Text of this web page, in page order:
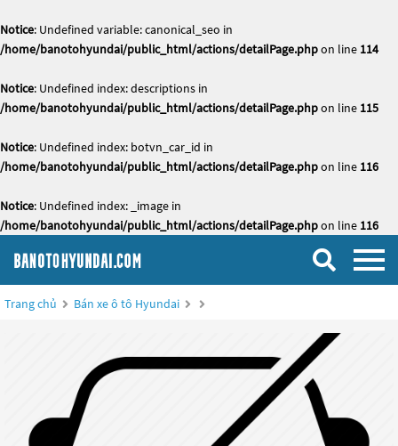
Notice: Undefined variable: canonical_seo in
/home/banotohyundai/public_html/actions/detailPage.phpon line 114
Notice: Undefined index: descriptions in
/home/banotohyundai/public_html/actions/detailPage.phpon line 115
Notice: Undefined index: botvn_car_id in
/home/banotohyundai/public_html/actions/detailPage.phpon line 116
Notice: Undefined index: _image in
/home/banotohyundai/public_html/actions/detailPage.phpon line 116
Trang chủ Bán xe ô tô Hyundai